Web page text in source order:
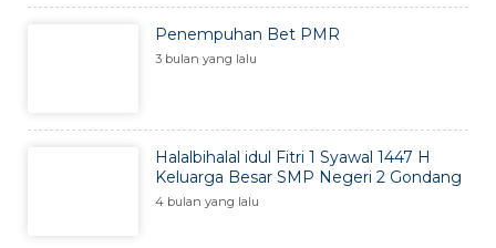
Penempuhan Bet PMR
3 bulan yang lalu
Halalbihalal idul Fitri 1 Syawal 1447 H
Keluarga Besar SMP Negeri 2 Gondang
4 bulan yang lalu